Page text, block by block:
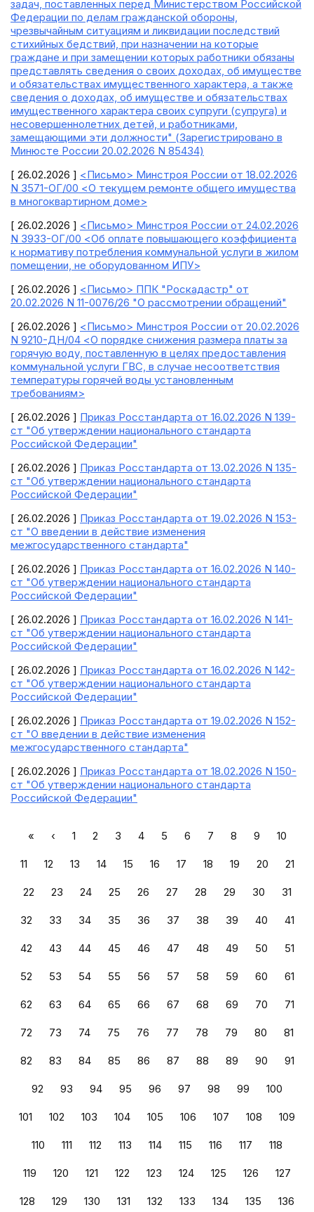
задач, поставленных перед Министерством Российской
Федерации по делам гражданской обороны,
чрезвычайным ситуациям и ликвидации последствий
стихийных бедствий, при назначении на которые
граждане и при замещении которых работники обязаны
представлять сведения о своих доходах, об имуществе
и обязательствах имущественного характера, а также
сведения о доходах, об имуществе и обязательствах
имущественного характера своих супруги (супруга) и
несовершеннолетних детей, и работниками,
замещающими эти должности" (Зарегистрировано в
Минюсте России 20.02.2026 N 85434)
[ 26.02.2026 ] <Письмо> Минстроя России от 18.02.2026
N 3571-ОГ/00 <О текущем ремонте общего имущества
в многоквартирном доме>
[ 26.02.2026 ] <Письмо> Минстроя России от 24.02.2026
N 3933-ОГ/00 <Об оплате повышающего коэффициента
к нормативу потребления коммунальной услуги в жилом
помещении, не оборудованном ИПУ>
[ 26.02.2026 ] <Письмо> ППК "Роскадастр" от
20.02.2026 N 11-0076/26 "О рассмотрении обращений"
[ 26.02.2026 ] <Письмо> Минстроя России от 20.02.2026
N 9210-ДН/04 <О порядке снижения размера платы за
горячую воду, поставленную в целях предоставления
коммунальной услуги ГВС, в случае несоответствия
температуры горячей воды установленным
требованиям>
[ 26.02.2026 ] Приказ Росстандарта от 16.02.2026 N 139-
ст "Об утверждении национального стандарта
Российской Федерации"
[ 26.02.2026 ] Приказ Росстандарта от 13.02.2026 N 135-
ст "Об утверждении национального стандарта
Российской Федерации"
[ 26.02.2026 ] Приказ Росстандарта от 19.02.2026 N 153-
ст "О введении в действие изменения
межгосударственного стандарта"
[ 26.02.2026 ] Приказ Росстандарта от 16.02.2026 N 140-
ст "Об утверждении национального стандарта
Российской Федерации"
[ 26.02.2026 ] Приказ Росстандарта от 16.02.2026 N 141-
ст "Об утверждении национального стандарта
Российской Федерации"
[ 26.02.2026 ] Приказ Росстандарта от 16.02.2026 N 142-
ст "Об утверждении национального стандарта
Российской Федерации"
[ 26.02.2026 ] Приказ Росстандарта от 19.02.2026 N 152-
ст "О введении в действие изменения
межгосударственного стандарта"
[ 26.02.2026 ] Приказ Росстандарта от 18.02.2026 N 150-
ст "Об утверждении национального стандарта
Российской Федерации"
« ‹ 1 2 3 4 5 6 7 8 9 10
11 12 13 14 15 16 17 18 19 20 21
22 23 24 25 26 27 28 29 30 31
32 33 34 35 36 37 38 39 40 41
42 43 44 45 46 47 48 49 50 51
52 53 54 55 56 57 58 59 60 61
62 63 64 65 66 67 68 69 70 71
72 73 74 75 76 77 78 79 80 81
82 83 84 85 86 87 88 89 90 91
92 93 94 95 96 97 98 99 100
101 102 103 104 105 106 107 108 109
110 111 112 113 114 115 116 117 118
119 120 121 122 123 124 125 126 127
128 129 130 131 132 133 134 135 136